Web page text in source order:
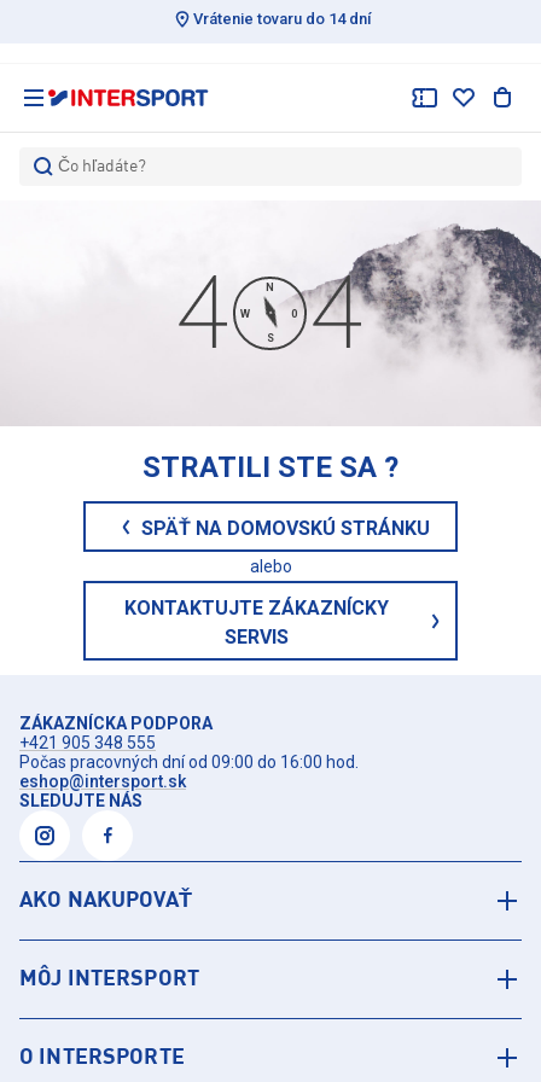
Vrátenie tovaru do 14 dní
Čo hľadáte?
N
0
S
W
STRATILI STE SA ?
SPÄŤ NA DOMOVSKÚ STRÁNKU
alebo
KONTAKTUJTE ZÁKAZNÍCKY
SERVIS
ZÁKAZNÍCKA PODPORA
+421 905 348 555
Počas pracovných dní od 09:00 do 16:00 hod.
eshop@intersport.sk
SLEDUJTE NÁS
AKO NAKUPOVAŤ
MÔJ INTERSPORT
O INTERSPORTE